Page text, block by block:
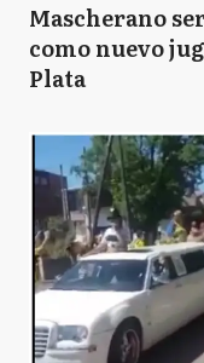
Mascherano
como nuevo
Plata